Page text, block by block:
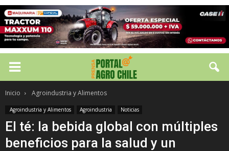
Inicio Agroindustria y Alimentos
Agroindustria y Alimentos Agroindustria Noticias
El té: la bebida global con múltiples
beneficios para la salud y un